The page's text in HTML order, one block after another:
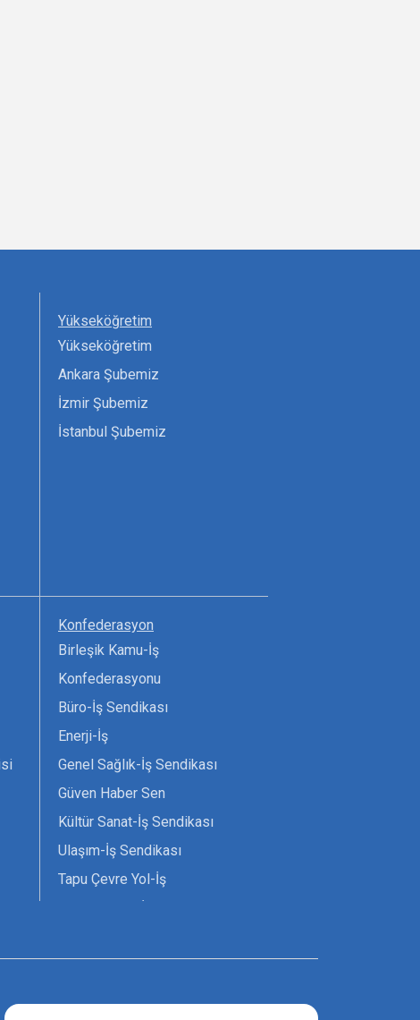
Yükseköğretim
Yükseköğretim
Ankara Şubemiz
İzmir Şubemiz
İstanbul Şubemiz
Konfederasyon
Birleşik Kamu-İş
Konfederasyonu
Büro-İş Sendikası
Enerji-İş
Genel Sağlık-İş Sendikası
Güven Haber Sen
Kültür Sanat-İş Sendikası
Ulaşım-İş Sendikası
Tapu Çevre Yol-İş
Uzman Diyanet - Sen